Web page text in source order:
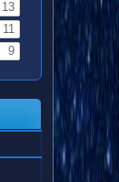
13
11
9